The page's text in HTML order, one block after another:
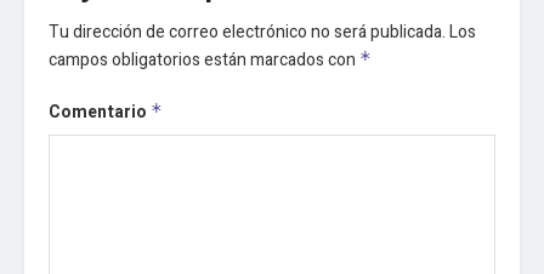
Tu dirección de correo electrónico no será publicada.Los
campos obligatorios están marcados con *
Comentario *